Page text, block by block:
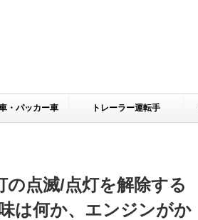
・パッカー車 トレーラー運転手
の点滅/点灯を解除する
は何か、エンジンがか